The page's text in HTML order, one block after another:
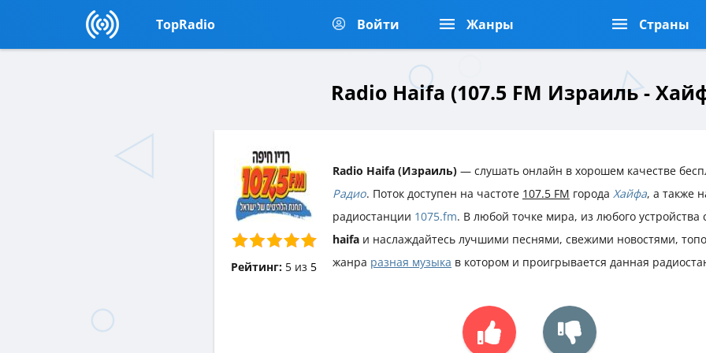
TopRadio Войти Жанры Страны
Radio Haifa (107.5 FM Израиль -
Рейтинг: 5из 5
Radio Haifa (Израиль) — слушать онлайн в хорошем качестве
Радио. Поток доступен на частоте 107.5 FM города Хайфа, а также
радиостанции 1075.fm. В любой точке мира, из любого
haifa и наслаждайтесь лучшими песнями, свежими новостями,
жанра разная музыка в котором и проигрывается данная